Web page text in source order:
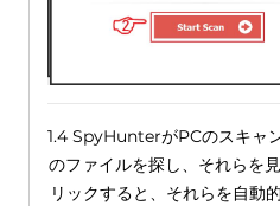
1.4 SpyHunterがPCのスキャ
のファイルを探し、それらを
リックすると、それらを自動